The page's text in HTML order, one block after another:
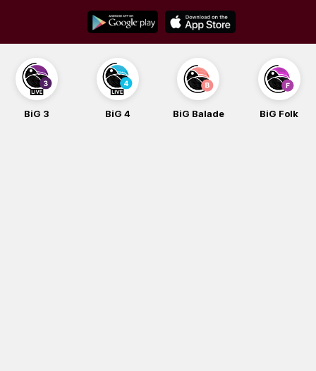
content
BiG 3 BiG 4 BiG Balade BiG Folk